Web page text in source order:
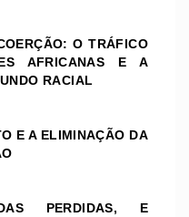
O TRÁFICO
AFRICANAS E A
RACIAL
E A ELIMINAÇÃO DA
PERDIDAS, E